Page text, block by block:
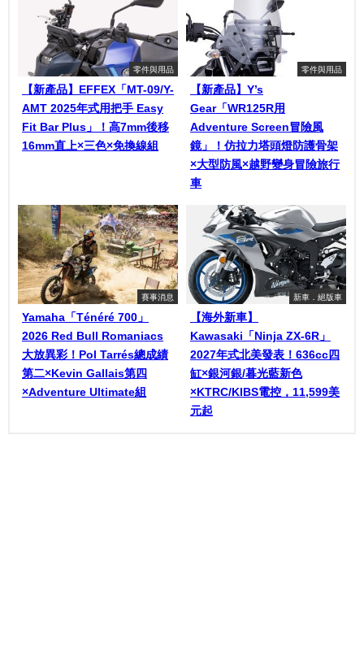
零件與用品
【新產品】EFFEX「MT-09/Y-
AMT 2025年式用把手 Easy
Fit Bar Plus」！高7mm後移
16mm直上×三色×免換線組
零件與用品
【新產品】Y’s
Gear「WR125R用
Adventure Screen冒險風
鏡」！仿拉力塔頭燈防護骨架
×大型防風×越野變身冒險旅行
車
賽事消息
Yamaha「Ténéré 700」
2026 Red Bull Romaniacs
大放異彩！Pol Tarrés總成績
第二×Kevin Gallais第四
×Adventure Ultimate組
新車．絕版車
【海外新車】
Kawasaki「Ninja ZX-6R」
2027年式北美發表！636cc四
缸×銀河銀/暮光藍新色
×KTRC/KIBS電控，11,599美
元起